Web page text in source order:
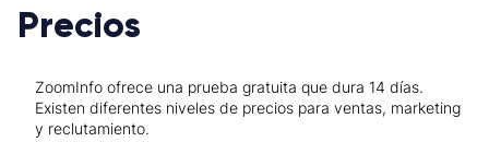
Precios
ZoomInfo ofrece una prueba gratuita que dura 14 días.
Existen diferentes niveles de precios para ventas, marketing
y reclutamiento.